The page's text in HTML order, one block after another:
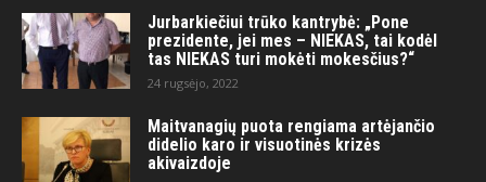
Jurbarkiečiui trūko kantrybė: „Pone
prezidente, jei mes – NIEKAS, tai kodėl
tas NIEKAS turi mokėti mokesčius?“
24 rugsėjo, 2022
Maitvanagių puota rengiama artėjančio
didelio karo ir visuotinės krizės
akivaizdoje